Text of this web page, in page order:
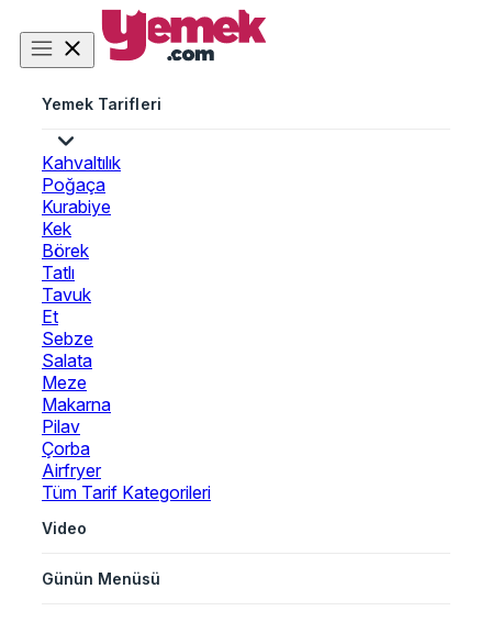
Yemek Tarifleri
Kahvaltılık
Poğaça
Kurabiye
Kek
Börek
Tatlı
Tavuk
Et
Sebze
Salata
Meze
Makarna
Pilav
Çorba
Airfryer
Tüm Tarif Kategorileri
Video
Günün Menüsü